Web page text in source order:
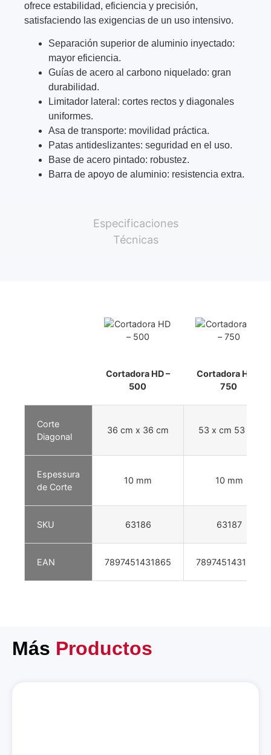
Especificaciones
Técnicas
ofrece estabilidad, eficiencia y precisión,
satisfaciendo las exigencias de un uso intensivo.
Separación superior de aluminio inyectado:
mayor eficiencia.
Guías de acero al carbono niquelado: gran
durabilidad.
Limitador lateral: cortes rectos y diagonales
uniformes.
Asa de transporte: movilidad práctica.
Patas antideslizantes: seguridad en el uso.
Base de acero pintado: robustez.
Barra de apoyo de aluminio: resistencia extra.
Cortadora HD –
500
Cortadora HD –
750
Corte
Diagonal
36 cm x 36 cm 53 x cm 53 cm
Espessura
de Corte
10 mm 10 mm
SKU 63186 63187
EAN 7897451431865 7897451431872
Más Productos